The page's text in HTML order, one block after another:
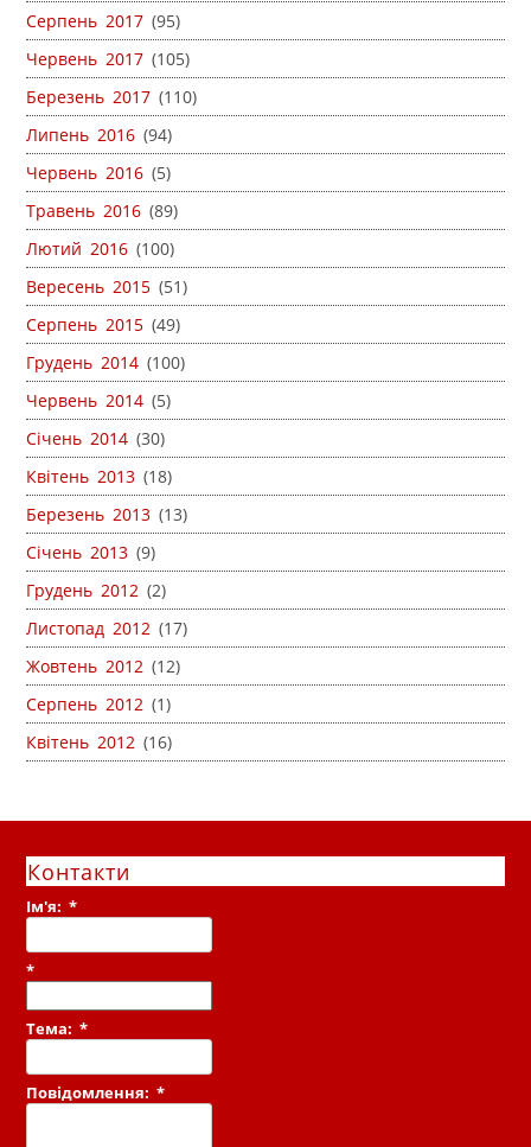
Серпень 2017 (95)
Червень 2017 (105)
Березень 2017 (110)
Липень 2016 (94)
Червень 2016 (5)
Травень 2016 (89)
Лютий 2016 (100)
Вересень 2015 (51)
Серпень 2015 (49)
Грудень 2014 (100)
Червень 2014 (5)
Січень 2014 (30)
Квітень 2013 (18)
Березень 2013 (13)
Січень 2013 (9)
Грудень 2012 (2)
Листопад 2012 (17)
Жовтень 2012 (12)
Серпень 2012 (1)
Квітень 2012 (16)
Контакти
Ім'я:*
*
Тема:*
Повідомлення:*